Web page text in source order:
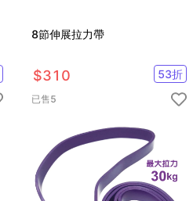
8節伸展拉力帶
$310 53折
已售5